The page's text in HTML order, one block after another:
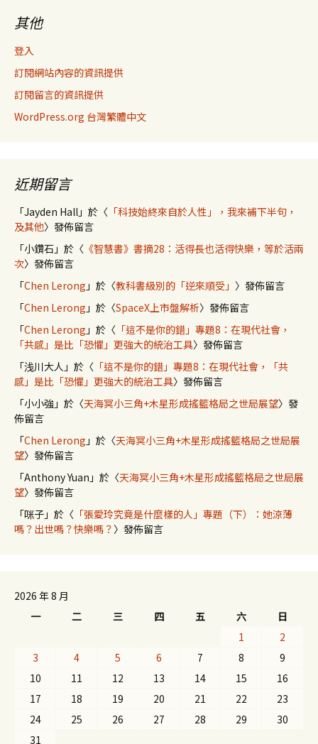
其他
登入
訂閱網站內容的資訊提供
訂閱留言的資訊提供
WordPress.org 台灣繁體中文
近期留言
「Jayden Hall 」於〈 「科技始終來自於人性」，我來補下半句，
及其他〉發佈留言
「小鑽石 」於〈 《智慧書》書摘28：活得長也活得快樂，等於活兩
次〉發佈留言
「Chen Lerong 」於〈教科書級別的「逆來順受」 〉發佈留言
「Chen Lerong 」於〈SpaceX上市盤解析〉發佈留言
「Chen Lerong 」於〈 「這不是你的錯」專題8：在現代社會，
「共感」是比「恐懼」更強大的統治工具〉發佈留言
「浅川大人 」於〈 「這不是你的錯」專題8：在現代社會，「共
感」是比「恐懼」更強大的統治工具〉發佈留言
「小小強 」於〈天海冥小三角+木星形成搖籃格局之世局展望〉發
佈留言
「Chen Lerong 」於〈天海冥小三角+木星形成搖籃格局之世局展
望〉發佈留言
「Anthony Yuan 」於〈天海冥小三角+木星形成搖籃格局之世局展
望〉發佈留言
「咪子 」於〈 「張愛玲究竟是什麼樣的人」專題（下）：她涼薄
嗎？出世嗎？快樂嗎？ 〉發佈留言
2026 年 8 月
一
二 三 四 五 六
日
1
2
3
4 5 6 7 8
9
10
11 12 13 14 15
16
17
18 19 20 21 22
23
24
25 26 27 28 29
30
31